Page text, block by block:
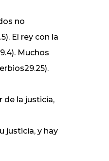
no
El rey con la
Muchos
de la justicia,
justicia, y hay